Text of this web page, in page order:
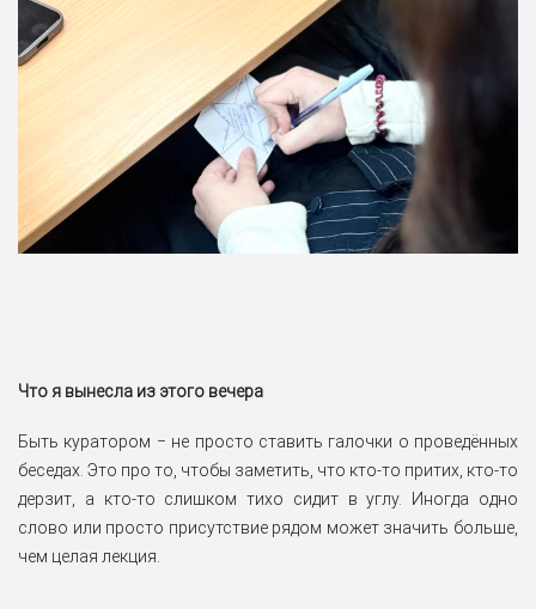
Что я вынесла из этого вечера
Быть куратором ‒ не просто ставить галочки о проведённых
беседах. Это про то, чтобы заметить, что кто-то притих, кто-то
дерзит, а кто-то слишком тихо сидит в углу. Иногда одно
слово или просто присутствие рядом может значить больше,
чем целая лекция.